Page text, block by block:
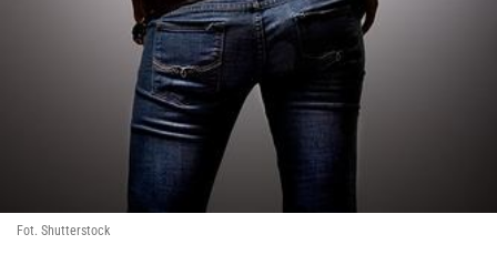
Fot. Shutterstock